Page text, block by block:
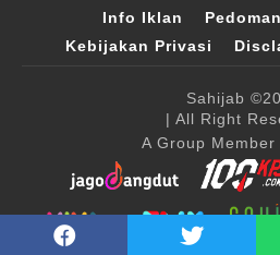
Info Iklan
Kebijakan Privasi
Sahijab
| All Right
A Group Member